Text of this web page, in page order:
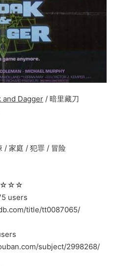
and Dagger / 暗里藏刀
庭 / 犯罪 / 冒险
users
title/tt0087065/
subject/2998268/